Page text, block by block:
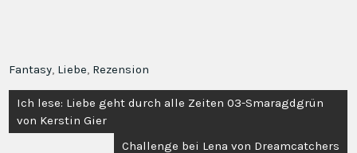
Fantasy, Liebe, Rezension
Beitragsnavigation
Ich lese: Liebe geht durch alle Zeiten 03-Smaragdgrün
von Kerstin Gier
Challenge bei Lena von Dreamcatchers